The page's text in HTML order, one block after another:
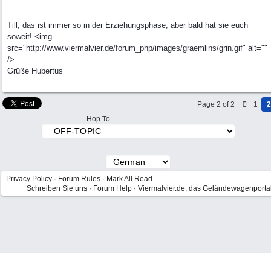
Till, das ist immer so in der Erziehungsphase, aber bald hat sie euch
soweit! <img
src="http://www.viermalvier.de/forum_php/images/graemlins/grin.gif" alt=""
/>
Grüße Hubertus
Page 2 of 2 1
2
Hop To
Privacy Policy · Forum Rules · Mark All Read
Schreiben Sie uns · Forum Help · Viermalvier.de, das